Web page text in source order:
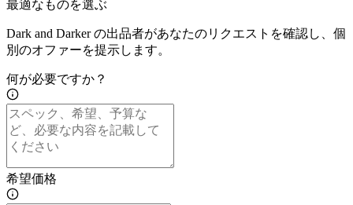
最適なものを選ぶ
Dark and Darker の出品者があなたのリクエストを確認し、個
別のオファーを提示します。
何が必要ですか？
希望価格